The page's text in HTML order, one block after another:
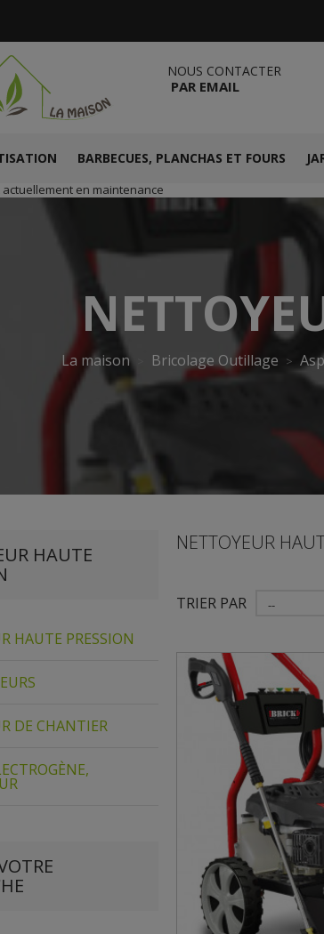
NOUS CONTACTER
PAR EMAIL
BARBECUES, PLANCHAS ET FOURS
La maison Bricolage Outillage
HAUTE
HAUTE PRESSION
DE CHANTIER
NETTOYEUR
TRIER PAR --